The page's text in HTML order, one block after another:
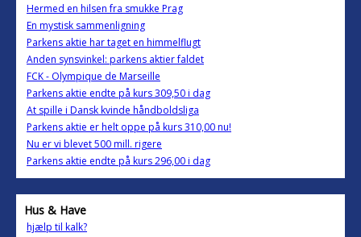
Hermed en hilsen fra smukke Prag
En mystisk sammenligning
Parkens aktie har taget en himmelflugt
Anden synsvinkel: parkens aktier faldet
FCK - Olympique de Marseille
Parkens aktie endte på kurs 309,50 i dag
At spille i Dansk kvinde håndboldsliga
Parkens aktie er helt oppe på kurs 310,00 nu!
Nu er vi blevet 500 mill. rigere
Parkens aktie endte på kurs 296,00 i dag
Hus & Have
hjælp til kalk?